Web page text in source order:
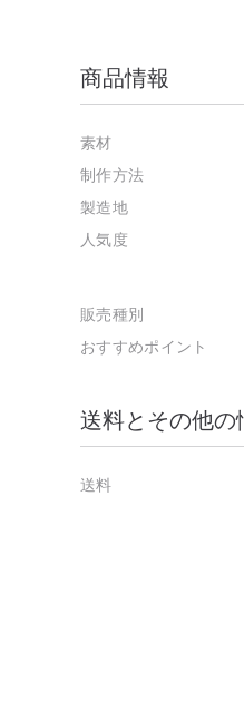
商品情報
素材
制作方法
製造地
人気度
販売種別
おすすめポイント
送料とその他の
送料